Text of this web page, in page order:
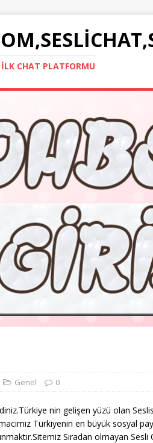
CHAT PLATFORMU
Genel 0
nin gelişen yüzü olan
Türkiyenin en büyük sosyal
Sıradan olmayan